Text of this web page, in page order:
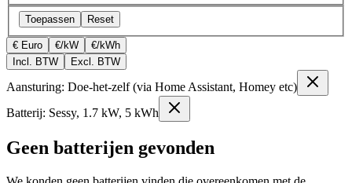
Toepassen Reset
€ Euro €/kW
€/kWh
Incl. BTW
Excl. BTW
Aansturing: Doe-het-zelf (via Home Assistant, Homey etc)
Batterij: Sessy, 1.7 kW, 5 kWh
Geen batterijen gevonden